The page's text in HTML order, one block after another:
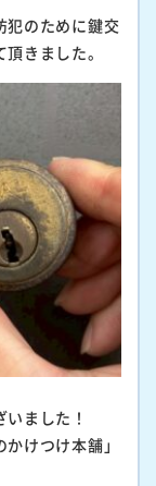
犯のために鍵交
きました。
ました！
けつけ本舗」